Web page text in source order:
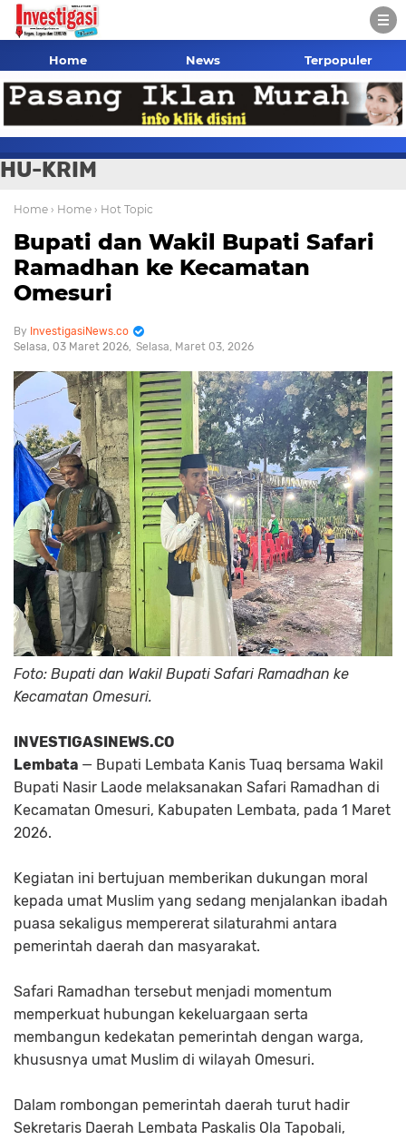
Home News Terpopuler
HU-KRIM
Home › Home › Hot Topic
Bupati dan Wakil Bupati Safari
Ramadhan ke Kecamatan
Omesuri
InvestigasiNews.co
Selasa, 03 Maret 2026 Selasa, Maret 03, 2026
Foto: Bupati dan Wakil Bupati Safari Ramadhan ke
Kecamatan Omesuri.
INVESTIGASINEWS.CO
Lembata — Bupati Lembata Kanis Tuaq bersama Wakil
Bupati Nasir Laode melaksanakan Safari Ramadhan di
Kecamatan Omesuri, Kabupaten Lembata, pada 1 Maret
2026.
Kegiatan ini bertujuan memberikan dukungan moral
kepada umat Muslim yang sedang menjalankan ibadah
puasa sekaligus mempererat silaturahmi antara
pemerintah daerah dan masyarakat.
Safari Ramadhan tersebut menjadi momentum
memperkuat hubungan kekeluargaan serta
membangun kedekatan pemerintah dengan warga,
khususnya umat Muslim di wilayah Omesuri.
Dalam rombongan pemerintah daerah turut hadir
Sekretaris Daerah Lembata Paskalis Ola Tapobali,